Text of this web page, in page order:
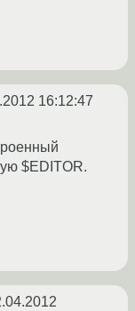
16:12:47
$EDITOR.